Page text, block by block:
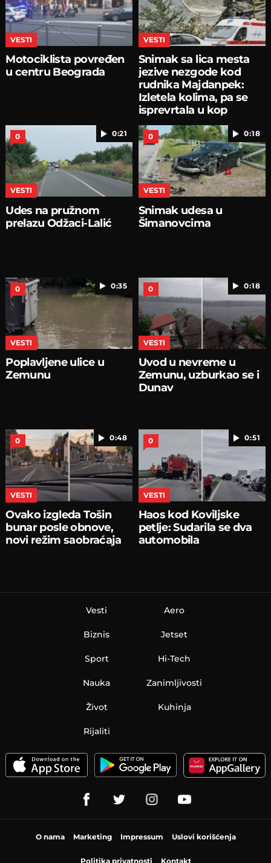
VESTI
Motociklista povređen
u centru Beograda
VESTI
Snimak sa lica mesta
jezive nezgode kod
rudnika Majdanpek:
Izletela kolima, pa se
isprevrtala u kop
0:21
0
VESTI
Udes na pružnom
prelazu Odžaci-Lalić
0:18
0
VESTI
Snimak udesa u
Šimanovcima
0:35
0
VESTI
Poplavljene ulice u
Zemunu
0:18
0
VESTI
Uvod u nevreme u
Zemunu, uzburkao se i
Dunav
0:48
0
VESTI
Ovako izgleda Tošin
bunar posle obnove,
novi režim saobraćaja
0:51
0
VESTI
Haos kod Koviljske
petlje: Sudarila se dva
automobila
Vesti
Biznis
Sport
Nauka
Aero
Jetset
Hi-Tech
Zanimljivosti
Život Kuhinja
Rijaliti
O nama Marketing Impressum Uslovi korišćenja
Politika privatnosti Kontakt